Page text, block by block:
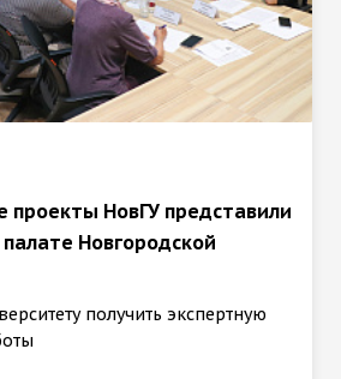
проекты НовГУ представили
Новгородской
получить экспертную